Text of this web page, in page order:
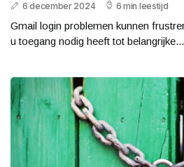
6 december 2024 6 min leestijd
Gmail login problemen kunnen
u toegang nodig heeft tot belangrijke...